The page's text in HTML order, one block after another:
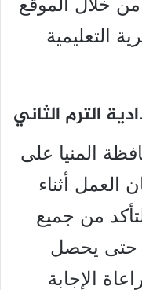
التعليمية
الترم الثاني
المنيا على
العمل أثناء
من جميع
حتى يحصل
الإجابة